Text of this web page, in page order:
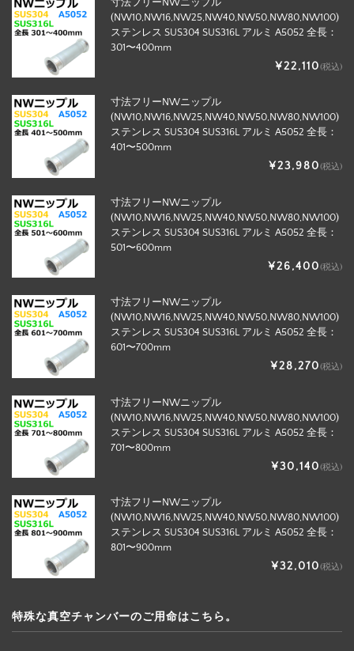
寸法フリーNWニップル
(NW10,NW16,NW25,NW40,NW50,NW80,NW100)
ステンレス SUS304 SUS316L アルミ A5052 全長：
301〜400mm
¥22,110(税込)
寸法フリーNWニップル
(NW10,NW16,NW25,NW40,NW50,NW80,NW100)
ステンレス SUS304 SUS316L アルミ A5052 全長：
401〜500mm
¥23,980(税込)
寸法フリーNWニップル
(NW10,NW16,NW25,NW40,NW50,NW80,NW100)
ステンレス SUS304 SUS316L アルミ A5052 全長：
501〜600mm
¥26,400(税込)
寸法フリーNWニップル
(NW10,NW16,NW25,NW40,NW50,NW80,NW100)
ステンレス SUS304 SUS316L アルミ A5052 全長：
601〜700mm
¥28,270(税込)
寸法フリーNWニップル
(NW10,NW16,NW25,NW40,NW50,NW80,NW100)
ステンレス SUS304 SUS316L アルミ A5052 全長：
701〜800mm
¥30,140(税込)
寸法フリーNWニップル
(NW10,NW16,NW25,NW40,NW50,NW80,NW100)
ステンレス SUS304 SUS316L アルミ A5052 全長：
801〜900mm
¥32,010(税込)
特殊な真空チャンバーのご用命はこちら。